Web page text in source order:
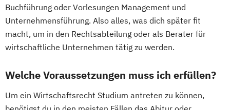
Buchführung oder Vorlesungen Management und
Unternehmensführung. Also alles, was dich später fit
macht, um in den Rechtsabteilung oder als Berater für
wirtschaftliche Unternehmen tätig zu werden.
Welche Voraussetzungen muss ich erfüllen?
Um ein Wirtschaftsrecht Studium antreten zu können,